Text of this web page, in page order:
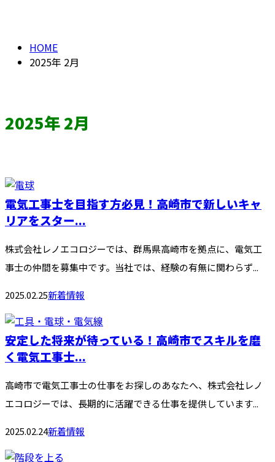
HOME
2025年 2月
2025年 2月
電気工事士を目指す方必見！高崎市で新しいキャ
リアをスター...
株式会社レノエコロジーでは、群馬県高崎市を拠点に、電気工
事士の仲間を募集中です。当社では、経験の有無に関わらず...
2025.02.25新着情報
安定した将来が待っている！高崎市でスキルを磨
く電気工事士...
高崎市で電気工事士の仕事をお探しのあなたへ、株式会社レノ
エコロジーでは、長期的に活躍できる仕事を提供しています...
2025.02.24新着情報